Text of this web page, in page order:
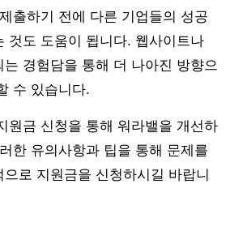
출하기 전에 다른 기업들의 성공
것도 도움이 됩니다. 웹사이트나
는 경험담을 통해 더 나아진 방향으
수 있습니다.
원금 신청을 통해 워라밸을 개선하
한 유의사항과 팁을 통해 문제를
로 지원금을 신청하시길 바랍니